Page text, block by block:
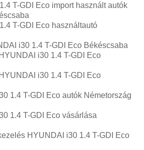
T-GDI Eco import használt autók
T-GDI Eco használtautó
i30 1.4 T-GDI Eco Békéscsaba
i30 1.4 T-GDI Eco
i30 1.4 T-GDI Eco
1.4 T-GDI Eco autók Németország
1.4 T-GDI Eco vásárlása
HYUNDAI i30 1.4 T-GDI Eco